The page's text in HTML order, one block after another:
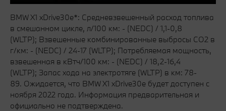
BMW X1 xDrive30e*: Средневзвешенный расход топлива
в смешанном цикле, л/100 км: - (NEDC) / 1,1-0,8
(WLTP); Взвешенные комбинированные выбросы CO2 в
г/км: - (NEDC) / 24-17 (WLTP); Потребляемая мощность,
взвешенная в кВтч/100 км: - (NEDC) / 18,2-16,4
(WLTP); Запас хода на электротяге (WLTP) в км: 78-
89. Ожидается, что BMW X1 xDrive30e будет доступен с
ноября 2022 года. Информация предварительная и
официально не подтверждена.